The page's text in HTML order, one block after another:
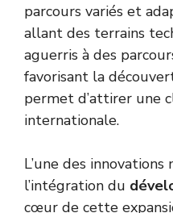
parcours variés et
allant des terrains
aguerris à des
favorisant la
permet d’attirer une
internationale.
L’une des
l’intégration du
cœur de cette